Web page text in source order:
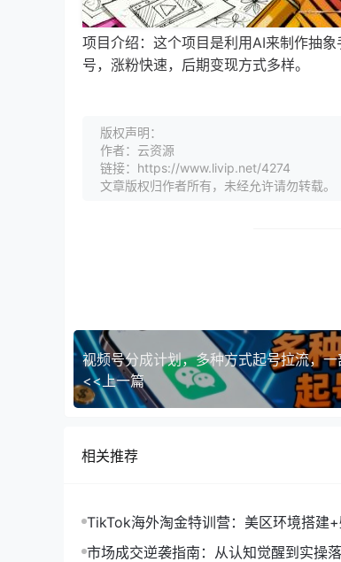
项目介绍：这个项目是利用AI来制作抽
号，涨粉快速，后期变现方式多样。
版权声明：
作者：云资源
链接：https://www.livip.net/4274
文章版权归作者所有，未经允许请勿转载。
<<上一篇
相关推荐
TikTok海外淘金特训营：美区环境搭建
字人，月入1.5万
市场成交逆袭指南：从认知觉醒到实操